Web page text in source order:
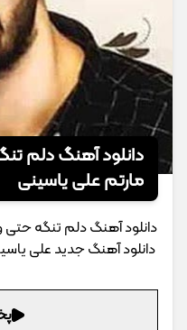
دانلود آهنگ دلم
مارتم علی یاسینی
دانلود آهنگ دلم تنگه حتی
دانلود آهنگ جدید علی